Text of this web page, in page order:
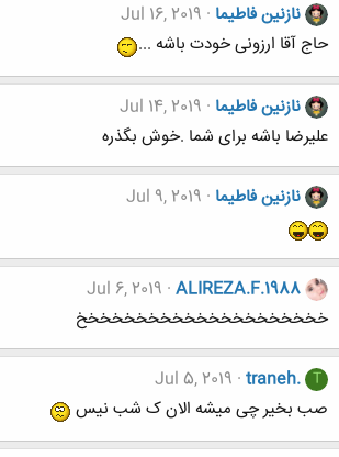
نازنین فاطیما Jul 16, 2019
حاج آقا ارزونی خودت باشه ...
نازنین فاطیما Jul 14, 2019
علیرضا باشه برای شما .خوش بگذره
نازنین فاطیما Jul 9, 2019
ALIREZA.F.1988
Jul 6, 2019
خخخخخخخخخخخخخخخخخخخخخ
T
traneh.
Jul 5, 2019
صب بخیر چی میشه الان ک شب نیس